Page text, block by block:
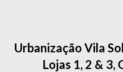
Urbanização Vila
Lojas 1, 2 &